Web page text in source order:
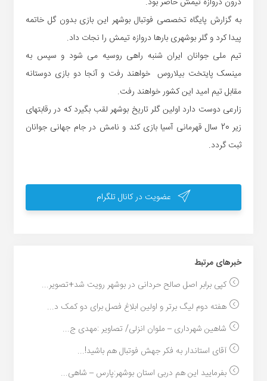
به گزارش پایگاه تخصصی فوتبال بوشهر این بازی بدون گل خاتمه
پیدا کرد و گلر بوشهری بارها دروازه تیمش را نجات داد.
تیم ملی جوانان ایران شنبه راهی روسیه می شود و سپس به
مینسک پایتخت بیلاروس خواهند رفت و آنجا دو بازی دوستانه
مقابل تیم امید این کشور خواهند رفت.
زارعی دوست دارد اولین گلر تاریخ بوشهر لقب بگیرد که در رقابتهای
زیر 20 سال قهرمانی آسیا بازی کند و نامش در جام جهانی جوانان
ثبت گردد.
عضویت در کانال تلگرام
خبر‌های مرتبط
کپی برابر اصل صالح حردانی در بوشهر رویت شد+تصویر...
هفته دوم لیگ برتر و اولین ابلاغ فصل برای دو کمک د...
شاهین شهرداری – ملوان انزلی/ تصاویر :مهدی ج...
آقای استاندار به فکر جهش فوتبال هم باشید!...
بفرمایید این هم دربی استان بوشهر:پارس – شاهی...